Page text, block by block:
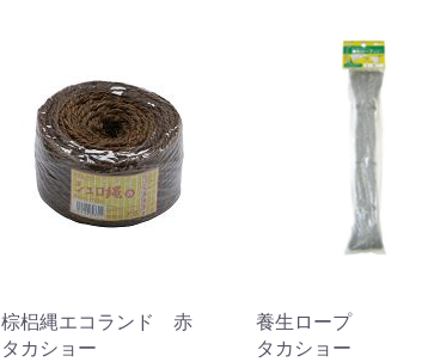
棕梠縄エコランド 赤
タカショー
養生ロープ
タカショー